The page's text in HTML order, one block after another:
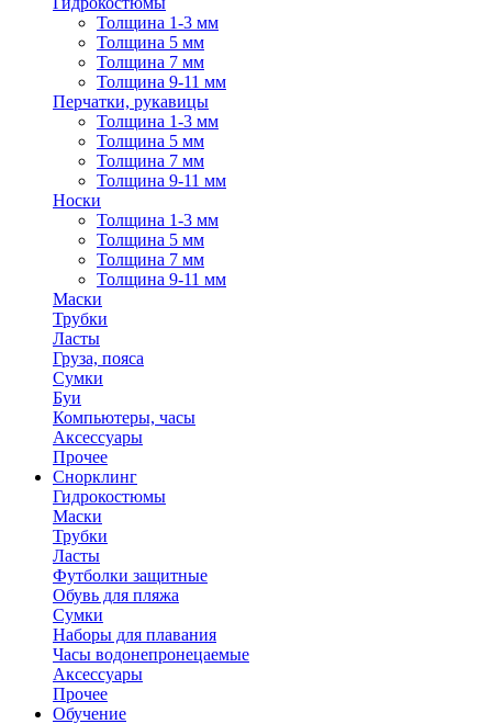
Толщина 1-3 мм
Толщина 5 мм
Толщина 7 мм
Толщина 9-11 мм
Перчатки, рукавицы
Толщина 1-3 мм
Толщина 5 мм
Толщина 7 мм
Толщина 9-11 мм
Носки
Толщина 1-3 мм
Толщина 5 мм
Толщина 7 мм
Толщина 9-11 мм
Маски
Трубки
Ласты
Груза, пояса
Сумки
Буи
Компьютеры, часы
Аксессуары
Прочее
Снорклинг
Гидрокостюмы
Маски
Трубки
Ласты
Футболки защитные
Обувь для пляжа
Сумки
Наборы для плавания
Часы водонепронецаемые
Аксессуары
Прочее
Обучение